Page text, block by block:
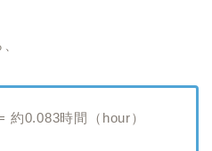
約0.083時間（hour）